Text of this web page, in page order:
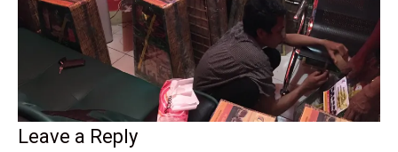
Leave a Reply